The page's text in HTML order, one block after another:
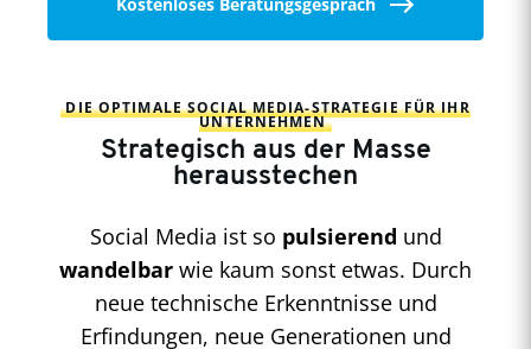
DIE OPTIMALE SOCIAL MEDIA-STRATEGIE FÜR IHR
UNTERNEHMEN
Strategisch aus der Masse
herausstechen
Social Media ist so pulsierend und
wandelbar wie kaum sonst etwas. Durch
neue technische Erkenntnisse und
Erfindungen, neue Generationen und